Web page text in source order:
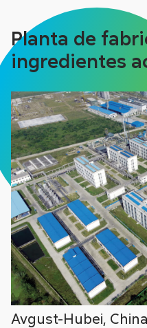
Planta de
ingredientes
Avgust-Hubei, China